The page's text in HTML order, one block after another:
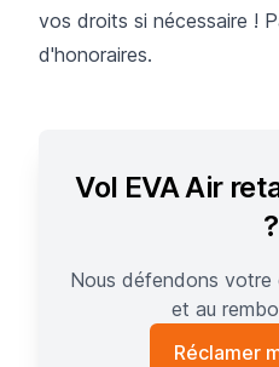
vos droits si nécessaire !
d'honoraires.
Vol EVA Air
?
Nous défendons votre
et au
Réclamer